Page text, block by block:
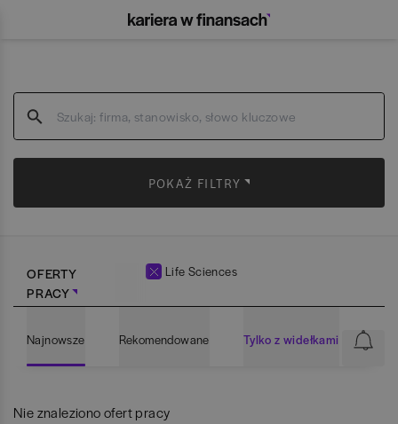
POKAŻ FILTRY
OFERTY
PRACY
Life Sciences
Najnowsze Rekomendowane Tylko z widełkami
Nie znaleziono ofert pracy